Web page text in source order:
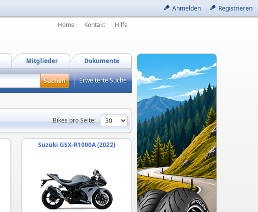
Anmelden Registrieren
Home Kontakt Hilfe
Dokumente
Mitglieder
Erweiterte Suche
Bikes pro Seite:
Suzuki GSX-R1000A (2022)